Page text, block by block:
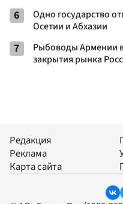
6
Одно государство
Осетии и Абхазии
7
Рыбоводы Армении
закрытия рынка
Редакция
Реклама
Карта сайта